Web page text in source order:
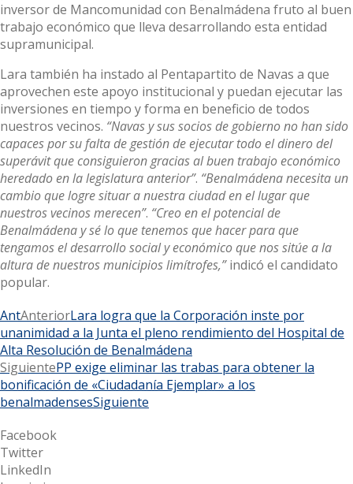
inversor de Mancomunidad con Benalmádena fruto al buen
trabajo económico que lleva desarrollando esta entidad
supramunicipal.
Lara también ha instado al Pentapartito de Navas a que
aprovechen este apoyo institucional y puedan ejecutar las
inversiones en tiempo y forma en beneficio de todos
nuestros vecinos. “Navas y sus socios de gobierno no han sido
capaces por su falta de gestión de ejecutar todo el dinero del
superávit que consiguieron gracias al buen trabajo económico
heredado en la legislatura anterior”. “Benalmádena necesita un
cambio que logre situar a nuestra ciudad en el lugar que
nuestros vecinos merecen”. “Creo en el potencial de
Benalmádena y sé lo que tenemos que hacer para que
tengamos el desarrollo social y económico que nos sitúe a la
altura de nuestros municipios limítrofes,”indicó el candidato
popular.
AntAnteriorLara logra que la Corporación inste por
unanimidad a la Junta el pleno rendimiento del Hospital de
Alta Resolución de Benalmádena
SiguientePP exige eliminar las trabas para obtener la
bonificación de «Ciudadanía Ejemplar» a los
benalmadensesSiguiente
Facebook
Twitter
LinkedIn